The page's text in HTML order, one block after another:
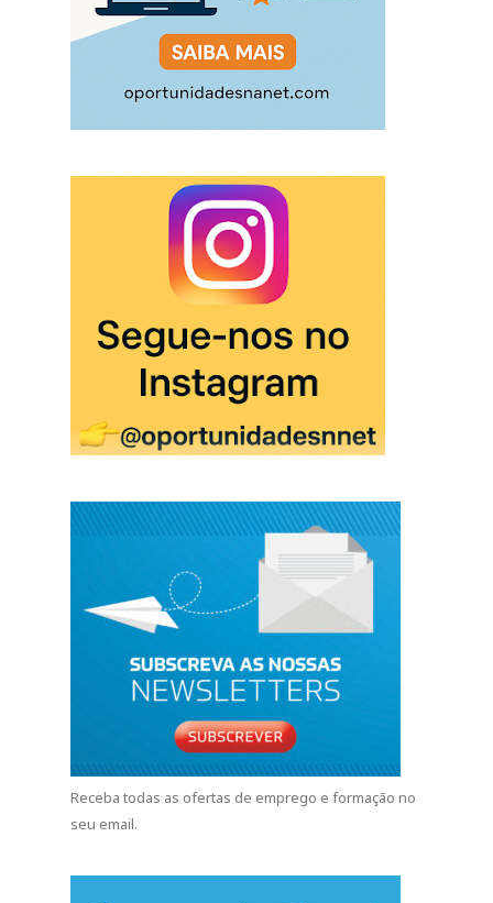
Receba todas as ofertas de emprego e formação no
seu email.